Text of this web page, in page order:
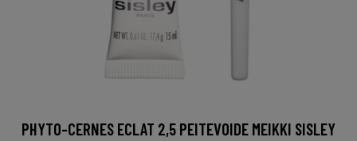
PHYTO-CERNES ECLAT 2,5 PEITEVOIDE MEIKKI SISLEY